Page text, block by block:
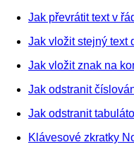
Jak převrátit text v
Jak vložit stejný text
Jak vložit znak na
Jak odstranit
Jak odstranit
Klávesové zkratky